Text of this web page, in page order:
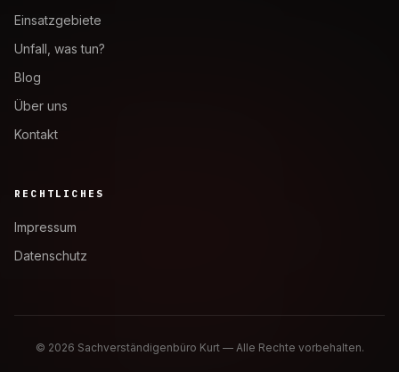
Einsatzgebiete
Unfall, was tun?
Blog
Über uns
Kontakt
RECHTLICHES
Impressum
Datenschutz
© 2026 Sachverständigenbüro Kurt — Alle Rechte vorbehalten.